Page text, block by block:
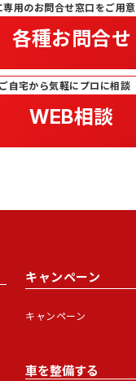
専用のお問合せ窓口をご用意
各種お問合せ
自宅から気軽にプロに相談
WEB相談
キャンペーン
キャンペーン
車を整備する